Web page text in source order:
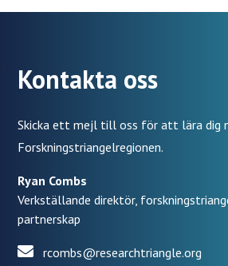
Kontakta oss
Skicka ett mejl till oss för att lära dig
Forskningstriangelregionen.
Ryan Combs
Verkställande direktör,
partnerskap
rcombs@researchtriangle.org